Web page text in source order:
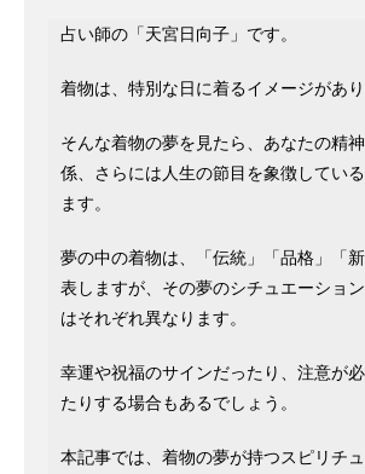
占い師の「天宮日向子」です。
着物は、特別な日に着るイメージがあり
そんな着物の夢を見たら、あなたの精
係、さらには人生の節目を象徴してい
ます。
夢の中の着物は、「伝統」「品格」「
表しますが、その夢のシチュエーショ
はそれぞれ異なります。
幸運や祝福のサインだったり、注意が
たりする場合もあるでしょう。
本記事では、着物の夢が持つスピリチ